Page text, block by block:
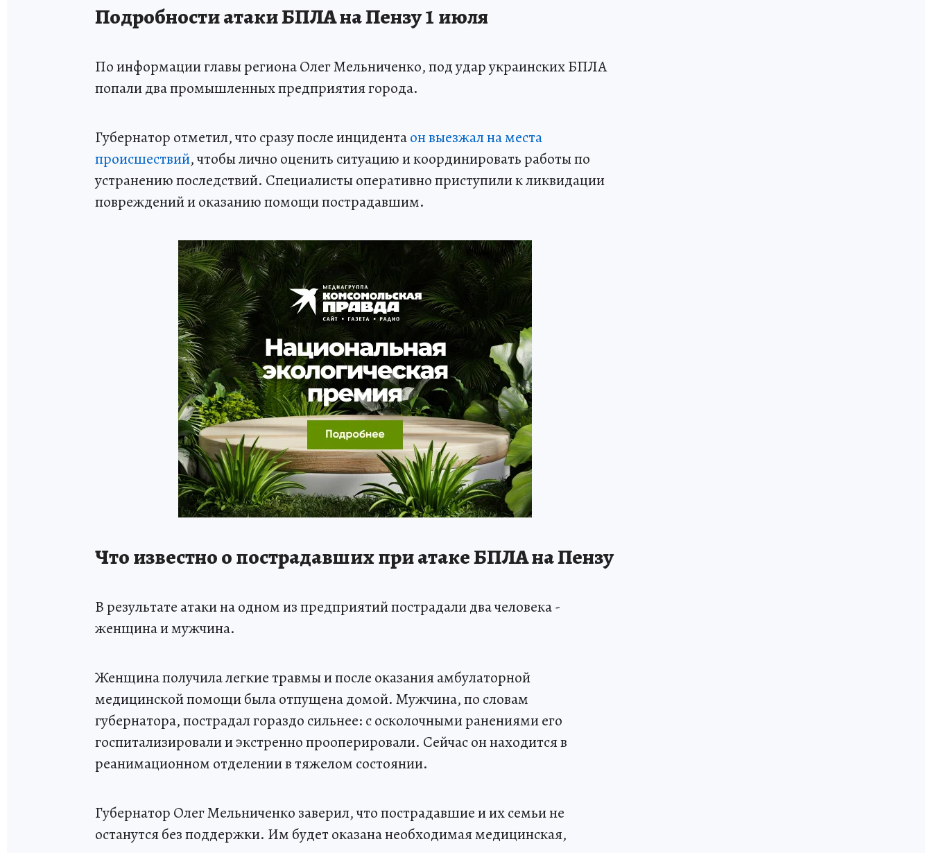
Подробности атаки БПЛА на Пензу 1 июля
По информации главы региона Олег Мельниченко, под удар украинских БПЛА
попали два промышленных предприятия города.
Губернатор отметил, что сразу после инцидентаон выезжал на места
происшествий, чтобы лично оценить ситуацию и координировать работы по
устранению последствий. Специалисты оперативно приступили к ликвидации
повреждений и оказанию помощи пострадавшим.
Что известно о пострадавших при атаке БПЛА на Пензу
В результате атаки на одном из предприятий пострадали два человека -
женщина и мужчина.
Женщина получила легкие травмы и после оказания амбулаторной
медицинской помощи была отпущена домой. Мужчина, по словам
губернатора, пострадал гораздо сильнее: с осколочными ранениями его
госпитализировали и экстренно прооперировали. Сейчас он находится в
реанимационном отделении в тяжелом состоянии.
Губернатор Олег Мельниченко заверил, что пострадавшие и их семьи не
останутся без поддержки. Им будет оказана необходимая медицинская,